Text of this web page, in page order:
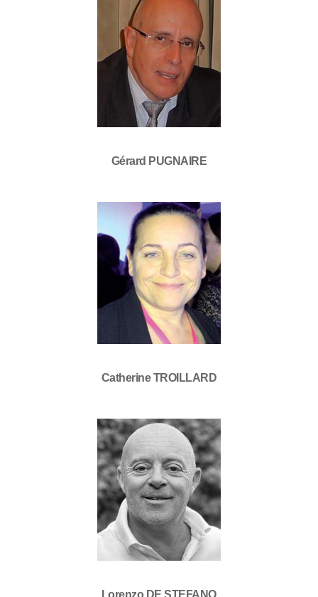
Gérard PUGNAIRE
Catherine TROILLARD
Lorenzo DE STEFANO